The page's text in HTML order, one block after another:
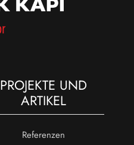
PROJEKTE UND
ARTIKEL
Referenzen